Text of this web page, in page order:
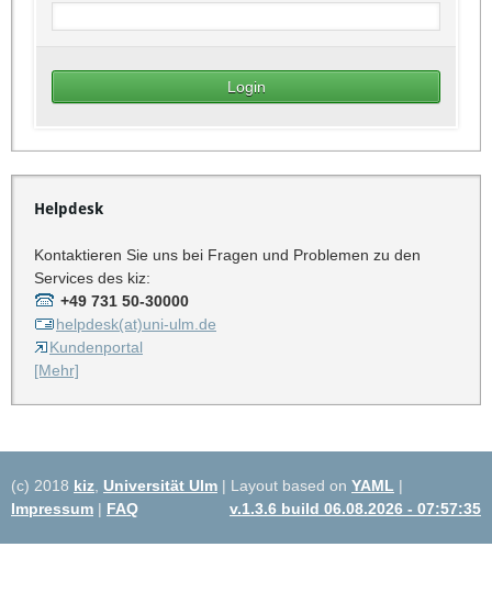
Helpdesk
Kontaktieren Sie uns bei Fragen und Problemen zu den
Services des kiz:
+49 731 50-30000
helpdesk(at)uni-ulm.de
Kundenportal
[Mehr]
(c) 2018 kiz Universität Ulm | Layout based on YAML |
Impressum | FAQ v.1.3.6 build 06.08.2026 - 07:57:35